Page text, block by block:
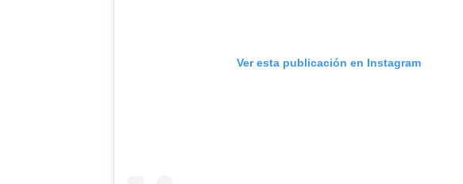
Ver esta publicación en Instagram